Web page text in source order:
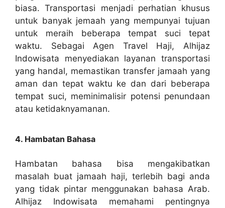
biasa. Transportasi menjadi perhatian khusus
untuk banyak jemaah yang mempunyai tujuan
untuk meraih beberapa tempat suci tepat
waktu. Sebagai Agen Travel Haji, Alhijaz
Indowisata menyediakan layanan transportasi
yang handal, memastikan transfer jamaah yang
aman dan tepat waktu ke dan dari beberapa
tempat suci, meminimalisir potensi penundaan
atau ketidaknyamanan.
4. Hambatan Bahasa
Hambatan bahasa bisa mengakibatkan
masalah buat jamaah haji, terlebih bagi anda
yang tidak pintar menggunakan bahasa Arab.
Alhijaz Indowisata memahami pentingnya